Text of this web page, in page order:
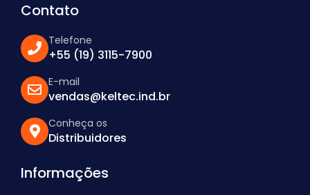
Contato
Telefone
+55 (19) 3115-7900
E-mail
vendas@keltec.ind.br
Conheça os
Distribuidores
Informações